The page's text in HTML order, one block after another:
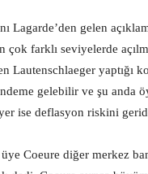
Lagarde’den gelen
çok farklı seviyelerde
Lautenschlaeger yaptığı
gelebilir ve şu anda
ise deflasyon riskini
Coeure diğer merkez